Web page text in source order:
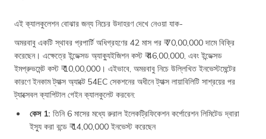
এই ক্যালকুলেশন বোঝার জন্য নিচের উদাহরণ দেখে নেওয়া যাক-
অমরবাবু একটি স্থাবর প্রপার্টি অধিগ্রহণের 42 মাস পর ₹ 70,00,000 দামে বিক্রি
করেছেন। এক্ষেত্রে ইন্ডেক্সড অ্যাক্যুইজিশন কস্ট ₹ 46,00,000, এবং ইন্ডেক্সড
ইমপ্রুভমেন্ট কস্ট ₹ 10,00,000। এইভাবে, অমরবাবু নিচে উল্লিখিত ইনভেস্টমেন্টের
কারণে ইনকাম ট্যাক্স অ্যাক্টে 54EC সেকশনের অধীনে ট্যাক্স লায়াবিলিটি সাশ্রয়ের পর
ট্যাক্সেবল ক্যাপিটাল গেইন ক্যালকুলেট করবেন:
কেস 1: তিনি 6 মাসের মধ্যে রুরাল ইলেকট্রিফিকেশন কর্পোরেশন লিমিটেড দ্বারা
ইস্যু করা বন্ডে ₹ 14,00,000 ইনভেস্ট করেছেন